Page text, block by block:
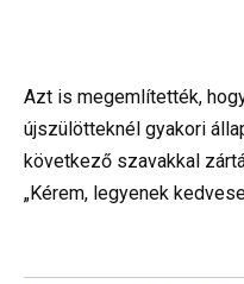
Azt is megemlítették,
újszülötteknél gyakori
következő szavakkal
„Kérem, legyenek